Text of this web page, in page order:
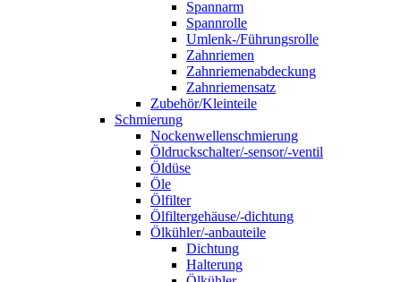
Spannarm
Spannrolle
Umlenk-/Führungsrolle
Zahnriemen
Zahnriemenabdeckung
Zahnriemensatz
Zubehör/Kleinteile
Schmierung
Nockenwellenschmierung
Öldruckschalter/-sensor/-ventil
Öldüse
Öle
Ölfilter
Ölfiltergehäuse/-dichtung
Ölkühler/-anbauteile
Dichtung
Halterung